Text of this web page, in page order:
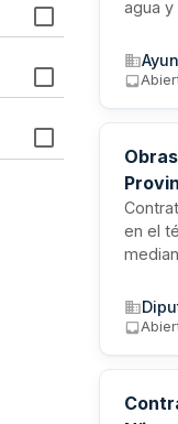
agua
en el